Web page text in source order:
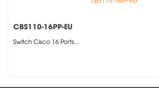
CBS110-16PP-EU
Switch Cisco 16 Ports...